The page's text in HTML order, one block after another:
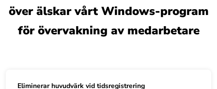
över älskar vårt Windows-program
för övervakning av medarbetare
Eliminerar huvudvärk vid tidsregistrering